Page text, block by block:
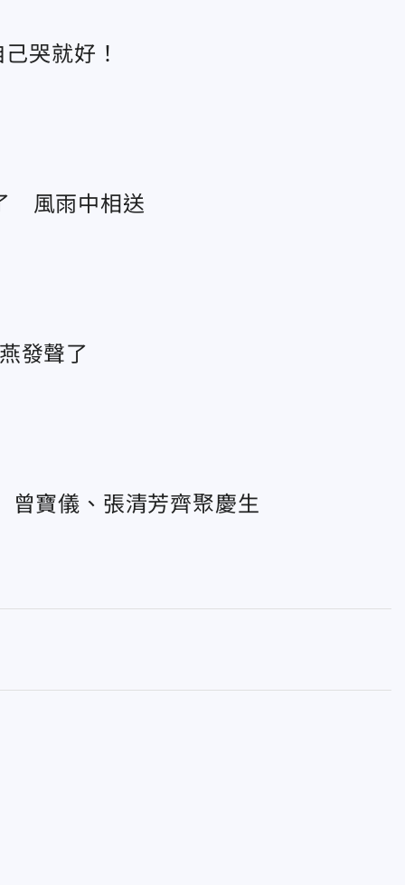
哭就好！
風雨中相送
發聲了
寶儀、張清芳齊聚慶生